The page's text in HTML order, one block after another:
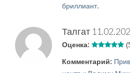
бриллиант.
Талгат
Оценка:
Комментарий: